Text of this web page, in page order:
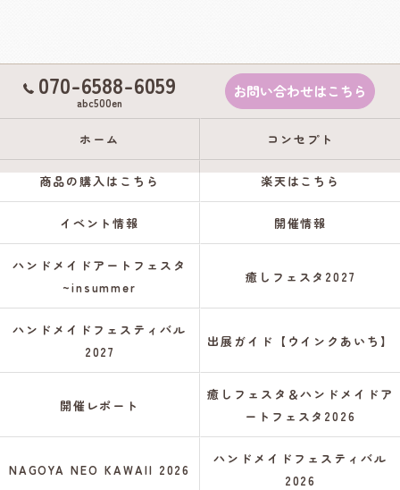
070-6588-6059
abc500en
お問い合わせはこちら
ホーム コンセプト
商品の購入はこちら 楽天はこちら
イベント情報 開催情報
ハンドメイドアートフェスタ
~insummer
癒しフェスタ2027
ハンドメイドフェスティバル
2027
出展ガイド【ウインクあいち】
開催レポート
癒しフェスタ＆ハンドメイドア
ートフェスタ2026
NAGOYA NEO KAWAII 2026
ハンドメイドフェスティバル
2026